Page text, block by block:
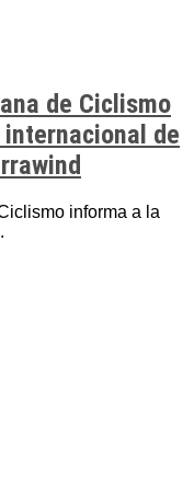
de Ciclismo
de
informa a la